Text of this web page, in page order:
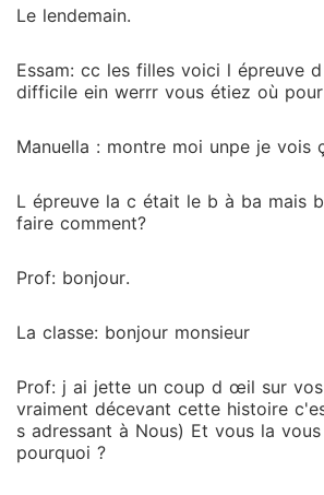
Le lendemain.
Essam: cc les filles voici l épreuve
difficile ein werrr vous étiez où
Manuella : montre moi unpe je vois
L épreuve la c était le b à ba mais
faire comment?
Prof: bonjour.
La classe: bonjour monsieur
Prof: j ai jette un coup d œil sur
vraiment décevant cette histoire
s adressant à Nous) Et vous la
pourquoi ?